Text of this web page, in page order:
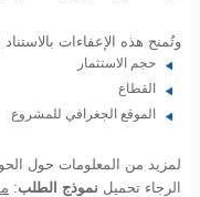
وتُمنح هذه الإعفاءات بالاستناد
حجم الاستثمار
القطاع
الموقع الجغرافي للمشروع
لمزيد من المعلومات حول
الرجاء تحميل نموذج الطلب: